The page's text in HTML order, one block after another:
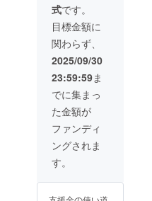
式です。
目標金額に
関わらず、
2025/09/30
23:59:59ま
でに集まっ
た金額が
ファンディ
ングされま
す。